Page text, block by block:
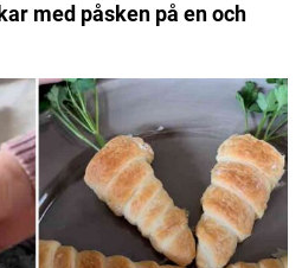
med påsken på en och